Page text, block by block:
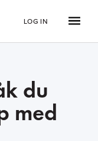
LOG IN
du
med